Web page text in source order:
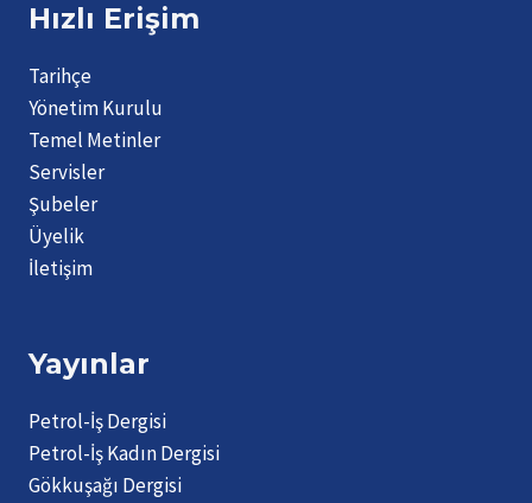
Hızlı Erişim
Tarihçe
Yönetim Kurulu
Temel Metinler
Servisler
Şubeler
Üyelik
İletişim
Yayınlar
Petrol-İş Dergisi
Petrol-İş Kadın Dergisi
Gökkuşağı Dergisi